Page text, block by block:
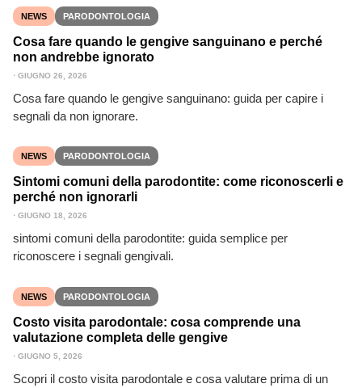
NEWS PARODONTOLOGIA
Cosa fare quando le gengive sanguinano e perché
non andrebbe ignorato
⋅ GIUGNO 26, 2026
Cosa fare quando le gengive sanguinano: guida per capire i
segnali da non ignorare.
NEWS PARODONTOLOGIA
Sintomi comuni della parodontite: come riconoscerli e
perché non ignorarli
⋅ GIUGNO 18, 2026
sintomi comuni della parodontite: guida semplice per
riconoscere i segnali gengivali.
NEWS PARODONTOLOGIA
Costo visita parodontale: cosa comprende una
valutazione completa delle gengive
⋅ GIUGNO 5, 2026
Scopri il costo visita parodontale e cosa valutare prima di un